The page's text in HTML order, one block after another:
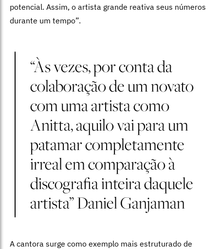
potencial. Assim, o artista grande reativa seus números
durante um tempo”.
“Às vezes, por conta da
colaboração de um novato
com uma artista como
Anitta, aquilo vai para um
patamar completamente
irreal em comparação à
discografia inteira daquele
artista” Daniel Ganjaman
A cantora surge como exemplo mais estruturado de